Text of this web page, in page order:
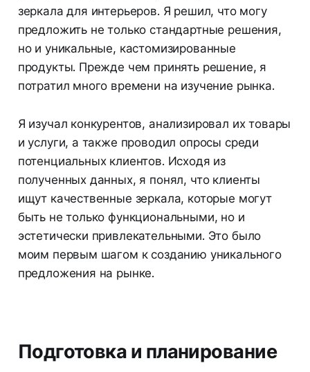
зеркала для интерьеров. Я решил, что могу
предложить не только стандартные решения,
но и уникальные, кастомизированные
продукты. Прежде чем принять решение, я
потратил много времени на изучение рынка.
Я изучал конкурентов, анализировал их товары
и услуги, а также проводил опросы среди
потенциальных клиентов. Исходя из
полученных данных, я понял, что клиенты
ищут качественные зеркала, которые могут
быть не только функциональными, но и
эстетически привлекательными. Это было
моим первым шагом к созданию уникального
предложения на рынке.
Подготовка и планирование